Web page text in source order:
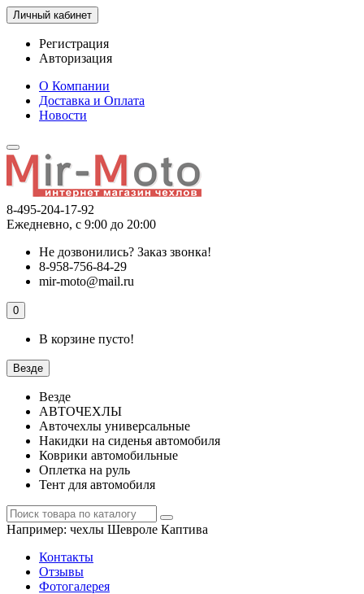
Личный кабинет
Регистрация
Авторизация
О Компании
Доставка и Оплата
Новости
8-495-204-17-92
Ежедневно, с 9:00 до 20:00
Не дозвонились? Заказ звонка!
8-958-756-84-29
mir-moto@mail.ru
0
В корзине пусто!
Везде
Везде
АВТОЧЕХЛЫ
Авточехлы универсальные
Накидки на сиденья автомобиля
Коврики автомобильные
Оплетка на руль
Тент для автомобиля
Например: чехлы Шевроле Каптива
Контакты
Отзывы
Фотогалерея